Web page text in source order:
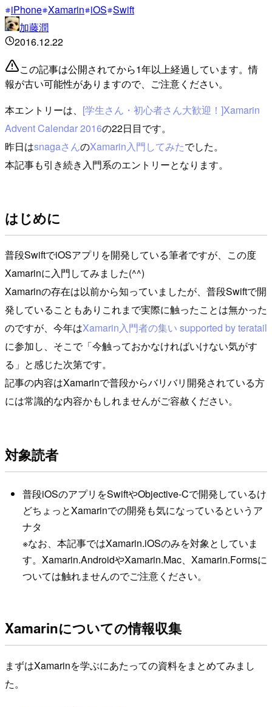
iPhone Xamarin iOS Swift
加藤潤
2016.12.22
この記事は公開されてから1年以上経過しています。情
報が古い可能性がありますので、ご注意ください。
本エントリーは、 [学生さん・初心者さん大歓迎！]Xamarin
Advent Calendar 2016の22日目です。
昨日はsnagaさんのXamarin入門してみたでした。
本記事も引き続き入門系のエントリーとなります。
はじめに
普段SwiftでiOSアプリを開発している筆者ですが、この度
Xamarinに入門してみました(^^)
Xamarinの存在は以前から知っていましたが、普段Swiftで開
発していることもありこれまで実際に触ったことは無かった
のですが、今年はXamarin入門者の集い supported by teratail
に参加し、そこで「今触っておかなければいけない気がす
る」と感じた次第です。
記事の内容はXamarinで普段からバリバリ開発されている方
には常識的な内容かもしれませんがご容赦ください。
対象読者
普段iOSのアプリをSwiftやObjective-Cで開発しているけ
どちょっとXamarinでの開発も気になっているというア
ナタ
※なお、本記事ではXamarin.iOSのみを対象としていま
す。Xamarin.AndroidやXamarin.Mac、Xamarin.Formsに
ついては触れませんのでご注意ください。
Xamarinについての情報収集
まずはXamarinを学ぶにあたっての資料をまとめてみまし
た。